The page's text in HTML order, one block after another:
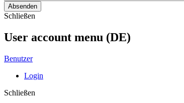
Absenden
Schließen
User account menu (DE)
Benutzer
Login
Schließen